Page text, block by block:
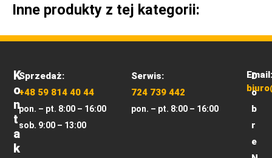
Inne produkty z tej kategorii:
K
O
N
T
A
K
Sprzedaż:
+48 59 814 40 44
pon. – pt. 8:00 – 16:00
sob. 9:00 – 13:00
Serwis:
724 739 442
pon. – pt. 8:00 – 16:00
Email:
D
o
b
r
e